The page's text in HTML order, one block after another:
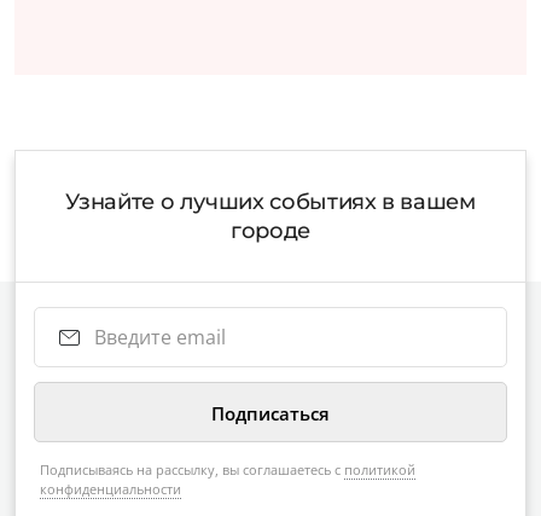
Узнайте о лучших событиях в вашем
городе
Подписываясь на рассылку, вы соглашаетесь с политикой
конфиденциальности